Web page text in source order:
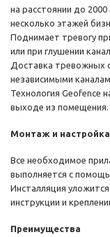
на расстоянии до
несколько этажей
Поднимает тревогу
или при глушении
Доставка тревожных
независимыми
Технология Geofence
выходе из помещения.
Монтаж и настройка
Все необходимое
выполняется с
Инсталляция
инструкции и
Преимущества